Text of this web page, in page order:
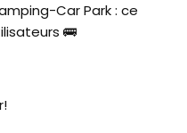
Car Park : ce
🚌